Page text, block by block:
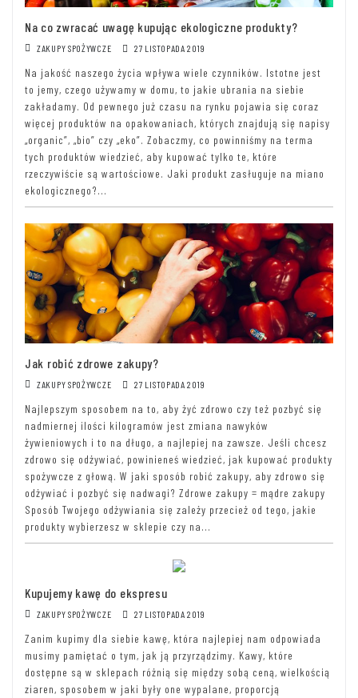
Na co zwracać uwagę kupując ekologiczne produkty?
ZAKUPY SPOŻYWCZE 27 LISTOPADA 2019
Na jakość naszego życia wpływa wiele czynników. Istotne jest
to jemy, czego używamy w domu, to jakie ubrania na siebie
zakładamy. Od pewnego już czasu na rynku pojawia się coraz
więcej produktów na opakowaniach, których znajdują się napisy
„organic”, „bio” czy „eko”. Zobaczmy, co powinniśmy na terma
tych produktów wiedzieć, aby kupować tylko te, które
rzeczywiście są wartościowe. Jaki produkt zasługuje na miano
ekologicznego?...
Jak robić zdrowe zakupy?
ZAKUPY SPOŻYWCZE 27 LISTOPADA 2019
Najlepszym sposobem na to, aby żyć zdrowo czy też pozbyć się
nadmiernej ilości kilogramów jest zmiana nawyków
żywieniowych i to na długo, a najlepiej na zawsze. Jeśli chcesz
zdrowo się odżywiać, powinieneś wiedzieć, jak kupować produkty
spożywcze z głową. W jaki sposób robić zakupy, aby zdrowo się
odżywiać i pozbyć się nadwagi? Zdrowe zakupy = mądre zakupy
Sposób Twojego odżywiania się zależy przecież od tego, jakie
produkty wybierzesz w sklepie czy na...
Kupujemy kawę do ekspresu
ZAKUPY SPOŻYWCZE 27 LISTOPADA 2019
Zanim kupimy dla siebie kawę, która najlepiej nam odpowiada
musimy pamiętać o tym, jak ją przyrządzimy. Kawy, które
dostępne są w sklepach różnią się między sobą ceną, wielkością
ziaren, sposobem w jaki były one wypalane, proporcją